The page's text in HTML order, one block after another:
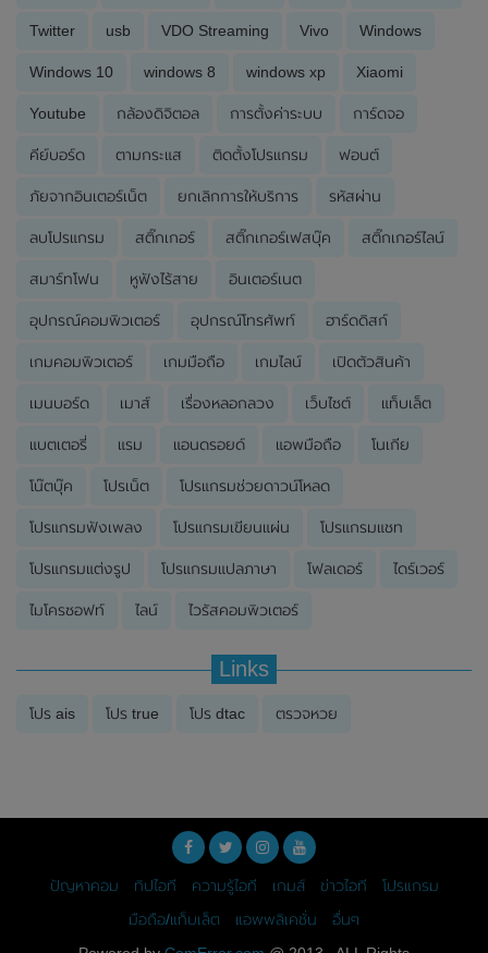
Twitter usb VDO Streaming Vivo Windows
Windows 10 windows 8 windows xp Xiaomi
Youtube กล้องดิจิตอล การตั้งค่าระบบ การ์ดจอ
คีย์บอร์ด ตามกระแส ติดตั้งโปรแกรม ฟอนต์
ภัยจากอินเตอร์เน็ต ยกเลิกการให้บริการ รหัสผ่าน
ลบโปรแกรม สติ๊กเกอร์ สติ๊กเกอร์เฟสบุ๊ค สติ๊กเกอร์ไลน์
สมาร์ทโฟน หูฟังไร้สาย อินเตอร์เนต
อุปกรณ์คอมพิวเตอร์ อุปกรณ์โทรศัพท์ ฮาร์ดดิสก์
เกมคอมพิวเตอร์ เกมมือถือ เกมไลน์ เปิดตัวสินค้า
เมนบอร์ด เมาส์ เรื่องหลอกลวง เว็บไซต์ แท็บเล็ต
แบตเตอรี่ แรม แอนดรอยด์ แอพมือถือ โนเกีย
โน๊ตบุ๊ค โปรเน็ต โปรแกรมช่วยดาวน์โหลด
โปรแกรมฟังเพลง โปรแกรมเขียนแผ่น โปรแกรมแชท
โปรแกรมแต่งรูป โปรแกรมแปลภาษา โฟลเดอร์ ไดร์เวอร์
ไมโครซอฟท์ ไลน์ ไวรัสคอมพิวเตอร์
Links
โปร ais โปร true โปร dtac ตรวจหวย
ปัญหาคอม ทิปไอที ความรู้ไอที เกมส์ ข่าวไอที
โปรแกรม
มือถือ/แท็บเล็ต
แอพพลิเคชั่น
อื่นๆ